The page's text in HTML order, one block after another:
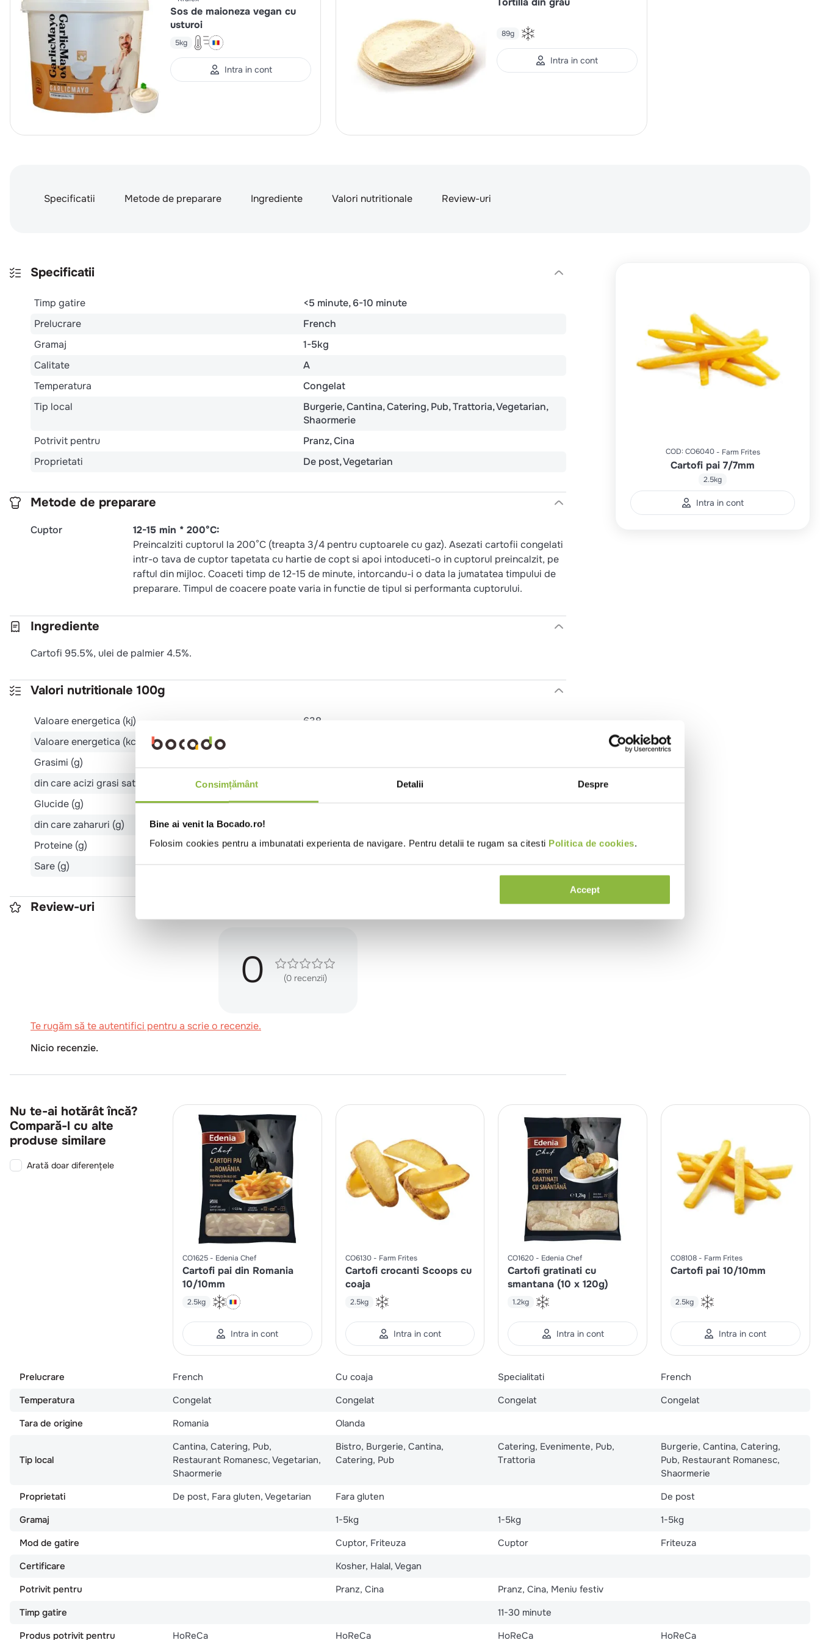
Consimțământ Detalii Despre
Bine ai venit la Bocado.ro!
Folosim cookies pentru a imbunatati experienta de navigare. Pentru detalii te rugam sa citesti Politica de cookies.
Accept
Sos de maioneza vegan cu
usturoi
5kg
Intra in cont
89g
Intra in cont
Specificatii Metode de preparare Ingrediente Valori nutritionale Review-uri
Specificatii
Timp gatire <5 minute 6-10 minute
Prelucrare
French
Gramaj
1-5kg
Calitate
A
Temperatura
Congelat
Tip local
Burgerie Cantina Catering Pub Trattoria Vegetarian
Shaormerie
Potrivit pentru
Pranz Cina
Proprietati
De post Vegetarian
Metode de preparare
Cuptor
12-15 min * 200°C:
Preincalziti cuptorul la 200°C (treapta 3/4 pentru cuptoarele cu gaz). Asezati cartofii congelati
intr-o tava de cuptor tapetata cu hartie de copt si apoi intoduceti-o in cuptorul preincalzit, pe
raftul din mijloc. Coaceti timp de 12-15 de minute, intorcandu-i o data la jumatatea timpului de
preparare. Timpul de coacere poate varia in functie de tipul si performanta cuptorului.
Ingrediente
Cartofi 95.5%, ulei de palmier 4.5%.
Valori nutritionale 100g
Valoare energetica (kj)
638
Valoare energetica (kcal)
Grasimi (g)
din care acizi grasi saturati (g)
Glucide (g)
24.2
din care zaharuri (g)
Proteine (g)
2.1
Sare (g)
0.135
Review-uri
0 (0 recenzii)
Te rugăm să te autentifici pentru a scrie o recenzie.
Nicio recenzie.
COD: CO6040 Farm Frites
Cartofi pai 7/7mm
2.5kg
Intra in cont
Nu te-ai hotărât încă?
Compară-l cu alte
produse similare
Arată doar diferențele
CO1625 Edenia Chef
Cartofi pai din Romania
10/10mm
2.5kg
Intra in cont
CO6130 Farm Frites
Cartofi crocanti Scoops cu
coaja
2.5kg
Intra in cont
CO1620 Edenia Chef
Cartofi gratinati cu
smantana (10 x 120g)
1.2kg
Intra in cont
CO8108 Farm Frites
Cartofi pai 10/10mm
2.5kg
Intra in cont
Prelucrare French Cu coaja Specialitati
French
Temperatura
Congelat Congelat Congelat
Congelat
Tara de origine
Romania Olanda
Tip local
Cantina, Catering, Pub,
Restaurant Romanesc, Vegetarian,
Shaormerie
Bistro, Burgerie, Cantina,
Catering, Pub
Catering, Evenimente, Pub,
Trattoria
Burgerie, Cantina, Catering,
Pub, Restaurant Romanesc,
Shaormerie
Proprietati
De post, Fara gluten, Vegetarian Fara gluten
De post
Gramaj
1-5kg 1-5kg
1-5kg
Mod de gatire
Cuptor, Friteuza Cuptor
Friteuza
Certificare
Kosher, Halal, Vegan
Potrivit pentru
Pranz, Cina
Pranz, Cina, Meniu festiv
Timp gatire
11-30 minute
Produs potrivit pentru
HoReCa HoReCa HoReCa HoReCa